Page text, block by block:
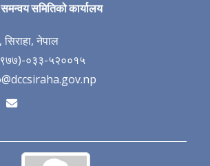
समितिको कार्यालय
नेपाल
०३३-५२००१५